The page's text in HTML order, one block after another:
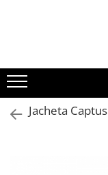
Atomizoare si
Atomizoare
Pulverizatoare
Jacheta